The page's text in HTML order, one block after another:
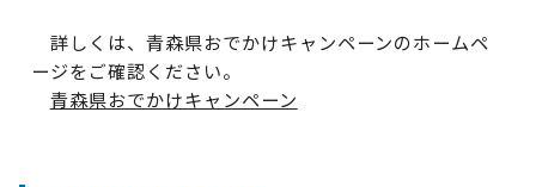
詳しくは、青森県おでかけキャンペーンのホームペ
ージをご確認ください。
青森県おでかけキャンペーン